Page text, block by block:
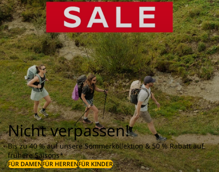
Nicht verpassen!
Bis zu 40 % auf unsere Sommerkollektion & 50 % Rabatt auf
frühere Saisons*
FÜR DAMENFÜR HERRENFÜR KINDER